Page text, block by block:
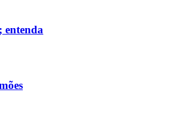
entenda